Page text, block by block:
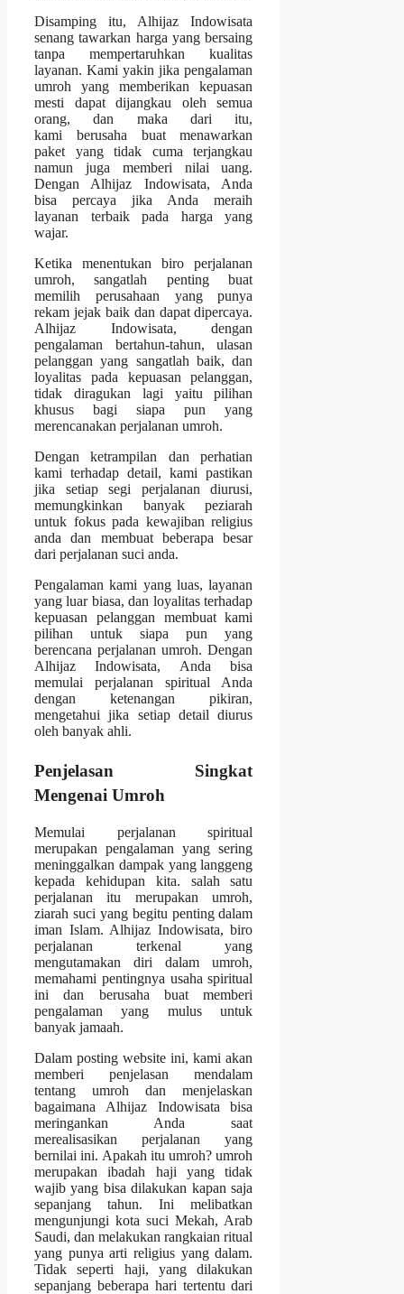
Disamping itu, Alhijaz Indowisata
senang tawarkan harga yang bersaing
tanpa mempertaruhkan kualitas
layanan. Kami yakin jika pengalaman
umroh yang memberikan kepuasan
mesti dapat dijangkau oleh semua
orang, dan maka dari itu,
kami berusaha buat menawarkan
paket yang tidak cuma terjangkau
namun juga memberi nilai uang.
Dengan Alhijaz Indowisata, Anda
bisa percaya jika Anda meraih
layanan terbaik pada harga yang
wajar.
Ketika menentukan biro perjalanan
umroh, sangatlah penting buat
memilih perusahaan yang punya
rekam jejak baik dan dapat dipercaya.
Alhijaz Indowisata, dengan
pengalaman bertahun-tahun, ulasan
pelanggan yang sangatlah baik, dan
loyalitas pada kepuasan pelanggan,
tidak diragukan lagi yaitu pilihan
khusus bagi siapa pun yang
merencanakan perjalanan umroh.
Dengan ketrampilan dan perhatian
kami terhadap detail, kami pastikan
jika setiap segi perjalanan diurusi,
memungkinkan banyak peziarah
untuk fokus pada kewajiban religius
anda dan membuat beberapa besar
dari perjalanan suci anda.
Pengalaman kami yang luas, layanan
yang luar biasa, dan loyalitas terhadap
kepuasan pelanggan membuat kami
pilihan untuk siapa pun yang
berencana perjalanan umroh. Dengan
Alhijaz Indowisata, Anda bisa
memulai perjalanan spiritual Anda
dengan ketenangan pikiran,
mengetahui jika setiap detail diurus
oleh banyak ahli.
Penjelasan Singkat
Mengenai Umroh
Memulai perjalanan spiritual
merupakan pengalaman yang sering
meninggalkan dampak yang langgeng
kepada kehidupan kita. salah satu
perjalanan itu merupakan umroh,
ziarah suci yang begitu penting dalam
iman Islam. Alhijaz Indowisata, biro
perjalanan terkenal yang
mengutamakan diri dalam umroh,
memahami pentingnya usaha spiritual
ini dan berusaha buat memberi
pengalaman yang mulus untuk
banyak jamaah.
Dalam posting website ini, kami akan
memberi penjelasan mendalam
tentang umroh dan menjelaskan
bagaimana Alhijaz Indowisata bisa
meringankan Anda saat
merealisasikan perjalanan yang
bernilai ini. Apakah itu umroh? umroh
merupakan ibadah haji yang tidak
wajib yang bisa dilakukan kapan saja
sepanjang tahun. Ini melibatkan
mengunjungi kota suci Mekah, Arab
Saudi, dan melakukan rangkaian ritual
yang punya arti religius yang dalam.
Tidak seperti haji, yang dilakukan
sepanjang beberapa hari tertentu dari